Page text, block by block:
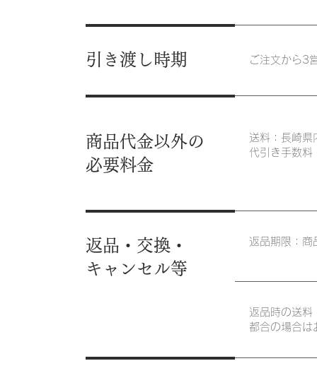
引き渡し時期
商品代金以外の
必要料金
返品・交換・
キャンセル等
ご注文から3
送料：長崎
代引き手数
返品期限：商
返品時の送料
都合の場合は